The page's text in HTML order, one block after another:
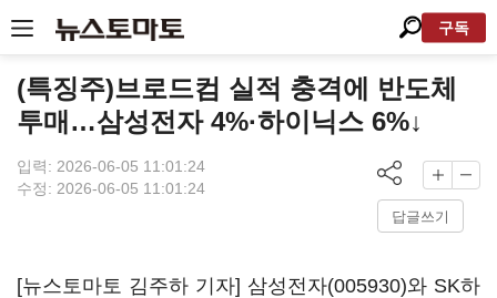
구독
(특징주)브로드컴 실적 충격에 반도체
투매…삼성전자 4%·하이닉스 6%↓
입력: 2026-06-05 11:01:24
수정: 2026-06-05 11:01:24
답글쓰기
[뉴스토마토 김주하 기자] 삼성전자(005930)와 SK하